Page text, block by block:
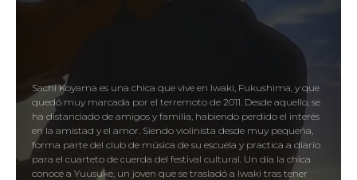
Sachi Koyama es una chica que vive en Iwaki, Fukushima, y que
quedó muy marcada por el terremoto de 2011. Desde aquello, se
ha distanciado de amigos y familia, habiendo perdido el interés
en la amistad y el amor. Siendo violinista desde muy pequeña,
forma parte del club de música de su escuela y practica a diario
para el cuarteto de cuerda del festival cultural. Un día la chica
conoce a Yuusuke, un joven que se trasladó a Iwaki tras tener